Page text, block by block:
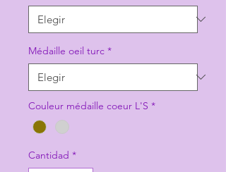
Médaille oeil turc *
Couleur médaille coeur L'S *
Cantidad *